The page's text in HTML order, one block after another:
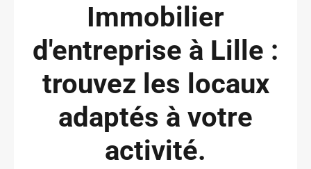
Immobilier
d'entreprise à Lille :
trouvez les locaux
adaptés à votre
activité.